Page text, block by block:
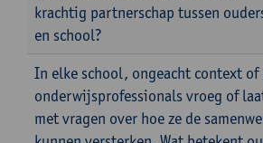
krachtig partnerschap tussen
en school?
In elke school, ongeacht context
onderwijsprofessionals vroeg of
met vragen over hoe ze de